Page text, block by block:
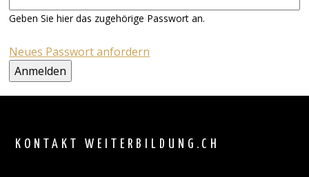
Geben Sie hier das zugehörige Passwort an.
Neues Passwort anfordern
KONTAKT WEITERBILDUNG.CH